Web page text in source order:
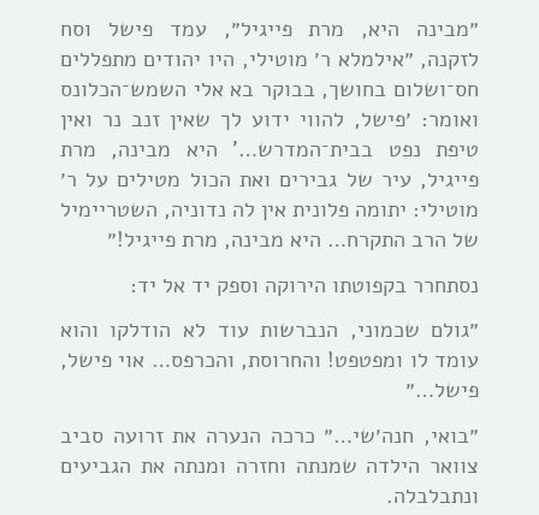
״מבינה היא, מרת פייגיל״, עמד פישל וסח
לזקנה, ״אילמלא ר׳ מוטילי, היו יהודים מתפללים
חס־ושלום בחושך, בבוקר בא אלי השמש־הכלונס
ואומר: ׳פישל, להווי ידוע לך שאין זנב נר ואין
טיפת נפט בבית־המדרש…’ היא מבינה, מרת
פייגיל, עיר של גבירים ואת הכול מטילים על ר׳
מוטילי: יתומה פלונית אין לה נדוניה, השטריימיל
של הרב התקרח… היא מבינה, מרת פייגיל!״
נסתחרר בקפוטתו הירוקה וספק יד אל יד:
״גולם שכמוני, הנברשות עוד לא הודלקו והוא
עומד לו ומפטפט! והחרוסת, והכרפס… אוי פישל,
פישל…״
״בואי, חנה׳שי…״ כרכה הנערה את זרועה סביב
צוואר הילדה שמנתה וחזרה ומנתה את הגביעים
ונתבלבלה.